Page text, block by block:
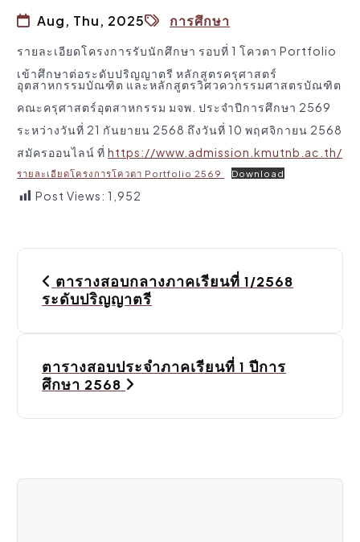
Aug, Thu, 2025 การศึกษา
รายละเอียดโครงการรับนักศึกษา รอบที่ 1 โควตา Portfolio
เข้าศึกษาต่อระดับปริญญาตรี หลักสูตรครุศาสตร์
อุตสาหกรรมบัณฑิต และหลักสูตรวิศวควกรรมศาสตรบัณฑิต
คณะครุศาสตร์อุตสาหกรรม มจพ. ประจำปีการศึกษา 2569
ระหว่างวันที่ 21 กันยายน 2568 ถึงวันที่ 10 พฤศจิกายน 2568
สมัครออนไลน์ ที่https://www.admission.kmutnb.ac.th/
รายละเอียดโครงการโควตา Portfolio 2569 Download
Post Views: 1,952
i
ตารางสอบกลางภาคเรียนที่ 1/2568
ระดับปริญญาตรี
ตารางสอบประจำภาคเรียนที่ 1 ปีการ
ศึกษา 2568